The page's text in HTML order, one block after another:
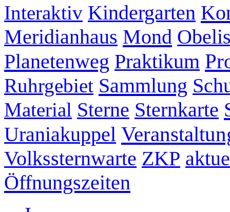
Interaktiv Kindergarten
Meridianhaus Mond
Planetenweg Praktikum
Ruhrgebiet Sammlung
Material Sterne Sternkarte
Uraniakuppel
Volkssternwarte ZKP
Öffnungszeiten